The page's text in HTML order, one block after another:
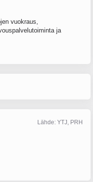
vuokraus,
ja
Lähde: YTJ, PRH